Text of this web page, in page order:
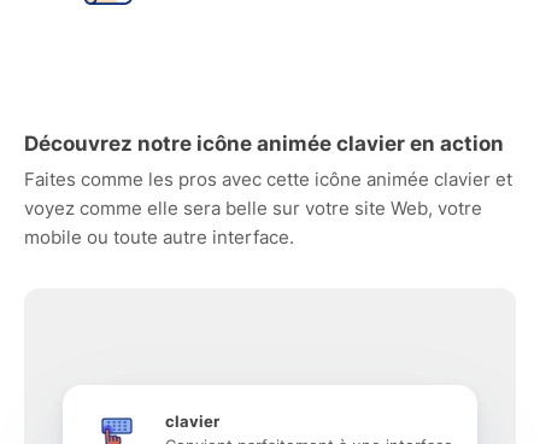
Découvrez notre icône animée clavier en action
Faites comme les pros avec cette icône animée clavier et
voyez comme elle sera belle sur votre site Web, votre
mobile ou toute autre interface.
clavier